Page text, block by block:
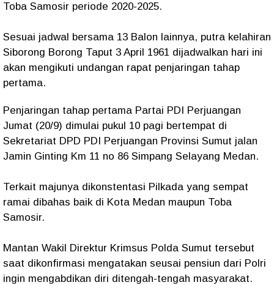
Toba Samosir periode 2020-2025.
Sesuai jadwal bersama 13 Balon lainnya, putra kelahiran
Siborong Borong Taput 3 April 1961 dijadwalkan hari ini
akan mengikuti undangan rapat penjaringan tahap
pertama.
Penjaringan tahap pertama Partai PDI Perjuangan
Jumat (20/9) dimulai pukul 10 pagi bertempat di
Sekretariat DPD PDI Perjuangan Provinsi Sumut jalan
Jamin Ginting Km 11 no 86 Simpang Selayang Medan.
Terkait majunya dikonstentasi Pilkada yang sempat
ramai dibahas baik di Kota Medan maupun Toba
Samosir.
Mantan Wakil Direktur Krimsus Polda Sumut tersebut
saat dikonfirmasi mengatakan seusai pensiun dari Polri
ingin mengabdikan diri ditengah-tengah masyarakat.